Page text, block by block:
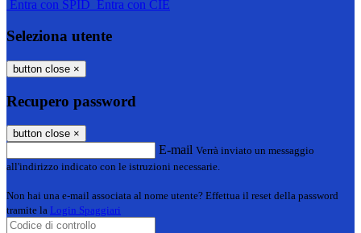
Entra con SPID Entra con CIE
Seleziona utente
button close ×
Recupero password
button close ×
E-mail Verrà inviato un messaggio
all'indirizzo indicato con le istruzioni necessarie.
Non hai una e-mail associata al nome utente? Effettua il reset della password
tramite la Login Spaggiari